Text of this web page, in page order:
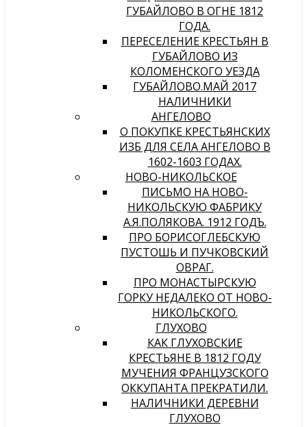
ГУБАЙЛОВО В ОГНЕ 1812
ГОДА.
ПЕРЕСЕЛЕНИЕ КРЕСТЬЯН В
ГУБАЙЛОВО ИЗ
КОЛОМЕНСКОГО УЕЗДА
ГУБАЙЛОВО.МАЙ 2017
НАЛИЧНИКИ
АНГЕЛОВО
О ПОКУПКЕ КРЕСТЬЯНСКИХ
ИЗБ ДЛЯ СЕЛА АНГЕЛОВО В
1602-1603 ГОДАХ.
НОВО-НИКОЛЬСКОЕ
ПИСЬМО НА НОВО-
НИКОЛЬСКУЮ ФАБРИКУ
А.Я.ПОЛЯКОВА. 1912 ГОДЪ.
ПРО БОРИСОГЛЕБСКУЮ
ПУСТОШЬ И ПУЧКОВСКИЙ
ОВРАГ.
ПРО МОНАСТЫРСКУЮ
ГОРКУ НЕДАЛЕКО ОТ НОВО-
НИКОЛЬСКОГО.
ГЛУХОВО
КАК ГЛУХОВСКИЕ
КРЕСТЬЯНЕ В 1812 ГОДУ
МУЧЕНИЯ ФРАНЦУЗСКОГО
ОККУПАНТА ПРЕКРАТИЛИ.
НАЛИЧНИКИ ДЕРЕВНИ
ГЛУХОВО